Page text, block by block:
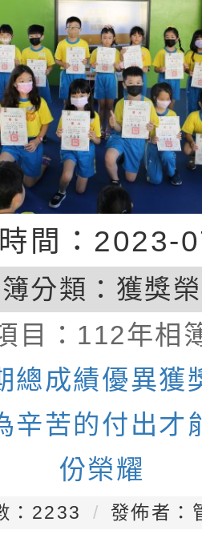
間：2023-
分類： 獲獎
目： 112年相
總成績優異獲
辛苦的付出才
份榮耀
：2233 發佈者：